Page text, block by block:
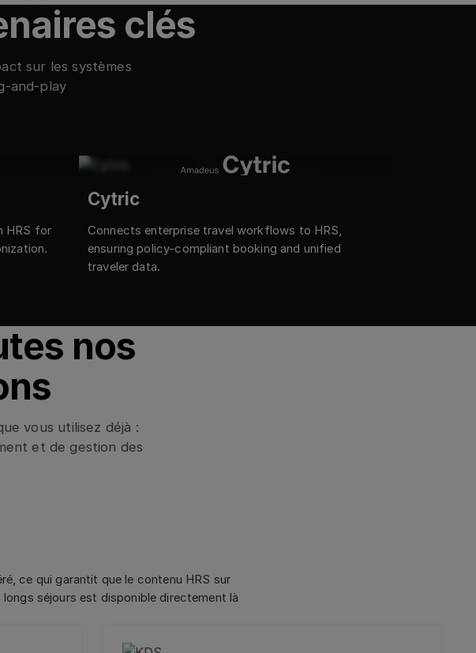
clés
sur les systèmes
and-play
HRS for
Cytric
Connects enterprise travel workflows to HRS,
ensuring policy-compliant booking and unified
traveler data.
nos
vous utilisez déjà :
et de gestion des
ce qui garantit que le contenu HRS sur
séjours est disponible directement là